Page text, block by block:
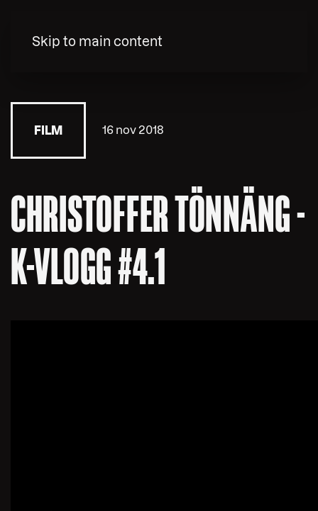
Skip to main content
FILM 16 nov 2018
CHRISTOFFER TÖNNÄNG -
K-VLOGG #4.1